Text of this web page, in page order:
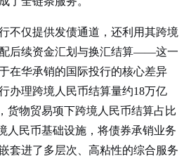
不仅提供发债通道，还利用其跨境
后续资金汇划与换汇结算——这一
在华承销的国际投行的核心差异
办理跨境人民币结算量约18万亿
货物贸易项下跨境人民币结算占比
人民币基础设施，将债券承销业务
套进了多层次、高粘性的综合服务